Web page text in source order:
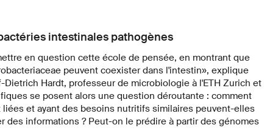
intestinales pathogènes
en question cette école de pensée, en montrant que
peuvent coexister dans l'intestin», explique
Hardt, professeur de microbiologie à l'ETH Zurich et
se posent alors une question déroutante : comment
et ayant des besoins nutritifs similaires peuvent-elles
des informations ? Peut-on le prédire à partir des génomes